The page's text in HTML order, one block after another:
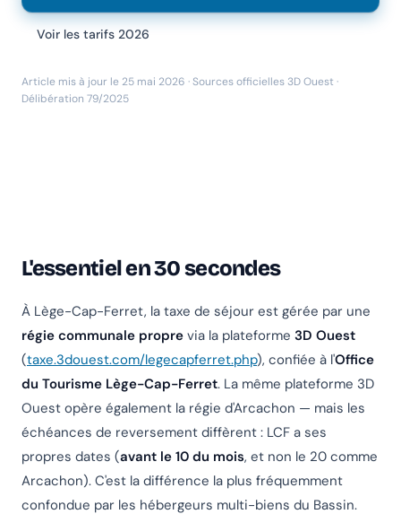
Voir les tarifs 2026
Article mis à jour le 25 mai 2026 · Sources officielles 3D Ouest ·
Délibération 79/2025
L'essentiel en 30 secondes
À Lège-Cap-Ferret, la taxe de séjour est gérée par une
régie communale propre via la plateforme 3D Ouest
(taxe.3douest.com/legecapferret.php), confiée à l'Office
du Tourisme Lège-Cap-Ferret. La même plateforme 3D
Ouest opère également la régie d'Arcachon — mais les
échéances de reversement diffèrent : LCF a ses
propres dates (avant le 10 du mois, et non le 20 comme
Arcachon). C'est la différence la plus fréquemment
confondue par les hébergeurs multi-biens du Bassin.